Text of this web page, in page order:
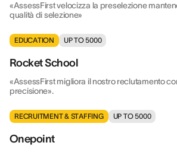
«AssessFirst velocizza la preselezione
qualità di selezione»
EDUCATION UP TO 5000
Rocket School
«AssessFirst migliora il nostro reclutamento
precisione».
RECRUITMENT & STAFFING UP TO 5000
Onepoint